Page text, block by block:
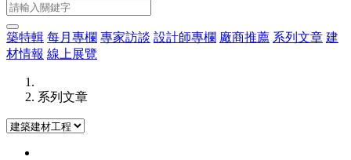
築特輯 每月專欄 專家訪談 設計師專欄 廠商推薦 系列文章 建
材情報 線上展覽
系列文章